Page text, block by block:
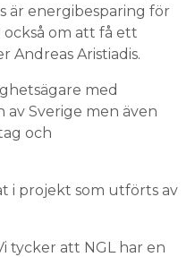
är energibesparing för
om att få ett
Andreas Aristiadis.
med
av Sverige men även
och
i projekt som utförts av
tycker att NGL har en